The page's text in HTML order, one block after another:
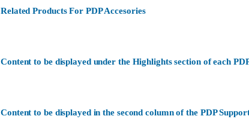
Related Products For PDP Accesories
Content to be displayed under the Highlights section of each
Content to be displayed in the second column of the PDP